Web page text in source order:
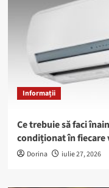
Informații
Ce trebuie să faci
condiționat în fiecare
Dorina iulie 27, 2026